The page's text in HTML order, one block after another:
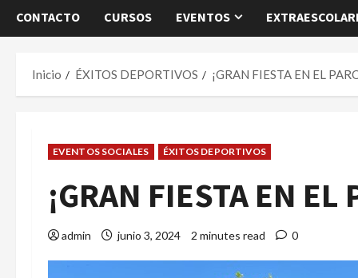
CONTACTO CURSOS EVENTOS
Inicio ÉXITOS DEPORTIVOS ¡GRAN FIESTA EN EL
EVENTOS SOCIALES ÉXITOS DEPORTIVOS
¡GRAN FIESTA EN
admin junio 3, 2024 2 minutes read 0